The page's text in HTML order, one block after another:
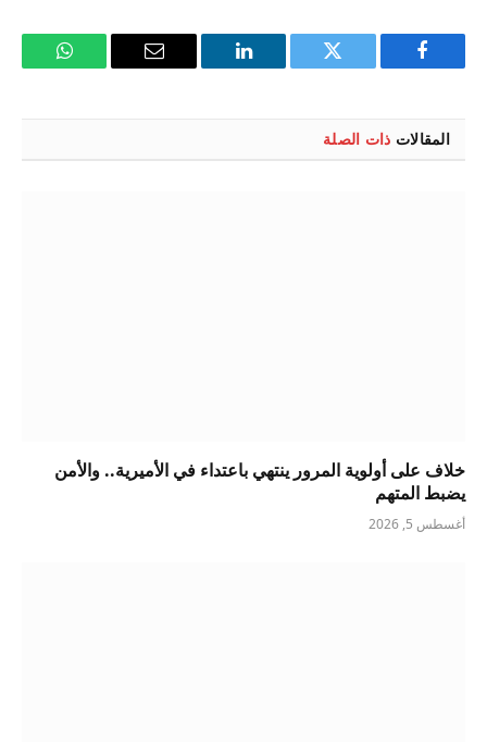
فيسبوك تويتر لينكدإن
البريد
واتساب
المقالات ذات الصلة
خلاف على أولوية المرور ينتهي باعتداء في الأميرية.. والأمن
يضبط المتهم
أغسطس 5, 2026